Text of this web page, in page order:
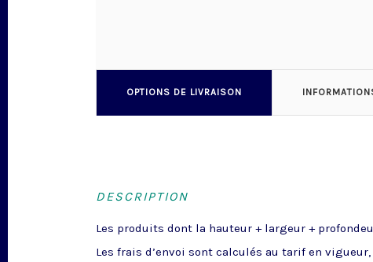
OPTIONS DE LIVRAISON
DESCRIPTION
Les produits dont la hauteur + largeur +
Les frais d’envoi sont calculés au tarif en